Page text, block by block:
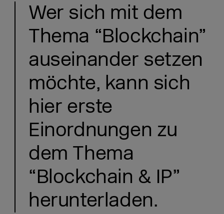
Wer sich mit dem
Thema “Blockchain”
auseinander setzen
möchte, kann sich
hier erste
Einordnungen zu
dem Thema
“Blockchain & IP”
herunterladen.